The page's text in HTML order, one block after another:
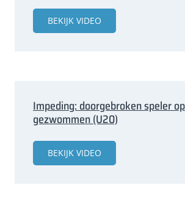
BEKIJK VIDEO
Impeding: doorgebroken speler
gezwommen (U20)
BEKIJK VIDEO